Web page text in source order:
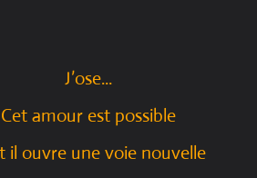
J’ose...
Cet amour est possible
il ouvre une voie nouvelle